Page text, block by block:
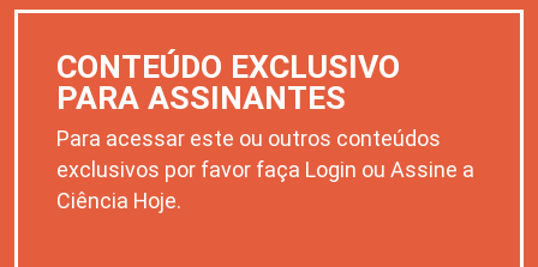
CONTEÚDO EXCLUSIVO
PARA ASSINANTES
Para acessar este ou outros conteúdos
exclusivos por favor faça Login ou Assine a
Ciência Hoje.